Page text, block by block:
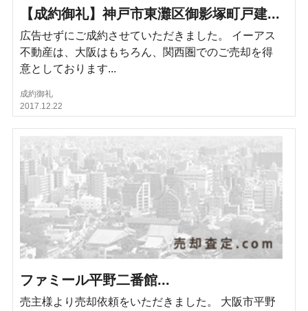
【成約御礼】神戸市東灘区御影塚町戸建...
広告せずにご成約させていただきました。 イーアス
不動産は、大阪はもちろん、関西圏でのご売却を得
意としております...
成約御礼
2017.12.22
ファミール平野二番館...
売主様より売却依頼をいただきました。 大阪市平野